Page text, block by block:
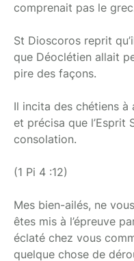
comprenait pas le
St Dioscoros reprit
que Déoclétien allait
pire des façons.
Il incita des chétiens
et précisa que l’Esprit
consolation.
(1 Pi 4 :12)
Mes bien-ailés, ne
êtes mis à l’épreuve
éclaté chez vous
quelque chose de